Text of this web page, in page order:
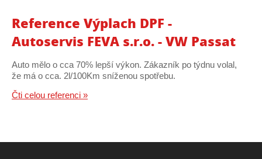
Reference Výplach DPF -
Autoservis FEVA s.r.o. - VW Passat
Auto mělo o cca 70% lepší výkon. Zákazník po týdnu volal,
že má o cca. 2l/100Km sníženou spotřebu.
Čti celou referenci »